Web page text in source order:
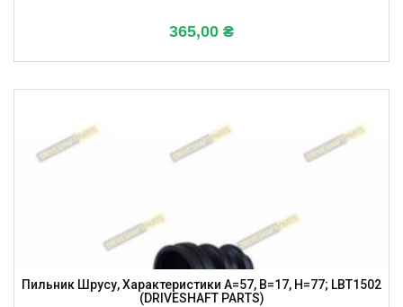
365,00 ₴
Пильник Шрусу, Характеристики A=57, B=17, H=77; LBT1502
(DRIVESHAFT PARTS)